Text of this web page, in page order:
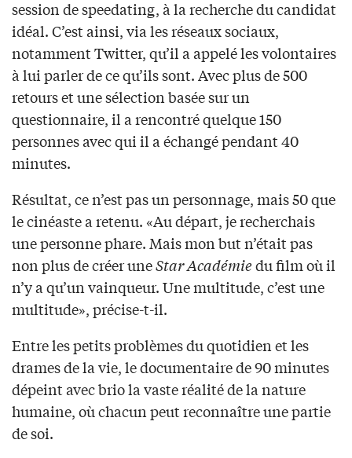
session de speedating, à la recherche du candidat
idéal. C’est ainsi, via les réseaux sociaux,
notamment Twitter, qu’il a appelé les volontaires
à lui parler de ce qu’ils sont. Avec plus de 500
retours et une sélection basée sur un
questionnaire, il a rencontré quelque 150
personnes avec qui il a échangé pendant 40
minutes.
Résultat, ce n’est pas un personnage, mais 50 que
le cinéaste a retenu. «Au départ, je recherchais
une personne phare. Mais mon but n’était pas
non plus de créer uneStar Académiedu film où il
n’y a qu’un vainqueur. Une multitude, c’est une
multitude», précise-t-il.
Entre les petits problèmes du quotidien et les
drames de la vie, le documentaire de 90 minutes
dépeint avec brio la vaste réalité de la nature
humaine, où chacun peut reconnaître une partie
de soi.